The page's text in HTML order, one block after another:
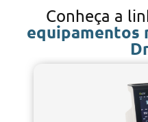
Conheça a
equipamentos